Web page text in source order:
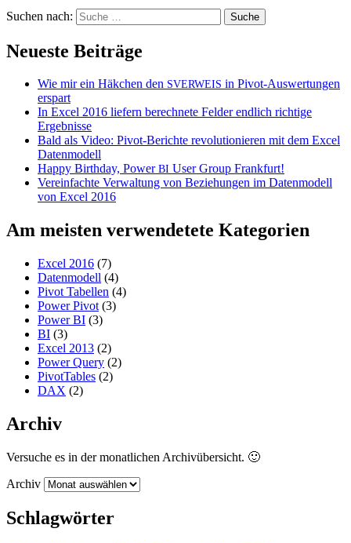
Suchen nach:
Neueste Beiträge
Wie mir ein Häkchen den SVERWEIS in Pivot-Auswertungen
erspart
In Excel 2016 liefern berechnete Felder endlich richtige
Ergebnisse
Bald als Video: Pivot-Berichte revolutionieren mit dem Excel
Datenmodell
Happy Birthday, PowerBI User Group Frankfurt!
Vereinfachte Verwaltung von Beziehungen im Datenmodell
von Excel 2016
Am meisten verwendetete Kategorien
Excel 2016 (7)
Datenmodell (4)
Pivot Tabellen (4)
Power Pivot (3)
Power BI (3)
BI (3)
Excel 2013 (2)
Power Query (2)
PivotTables (2)
DAX (2)
Archiv
Versuche es in der monatlichen Archivübersicht. 🙂
Archiv
Schlagwörter